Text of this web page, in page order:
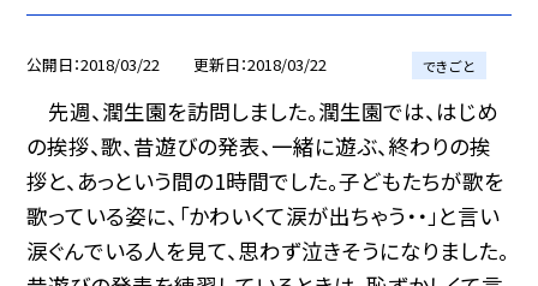
公開日 2018/03/22 更新日 2018/03/22 できごと
先週、潤生園を訪問しました。潤生園では、はじめ
の挨拶、歌、昔遊びの発表、一緒に遊ぶ、終わりの挨
拶と、あっという間の1時間でした。子どもたちが歌を
歌っている姿に、「かわいくて涙が出ちゃう・・」と言い
涙ぐんでいる人を見て、思わず泣きそうになりました。